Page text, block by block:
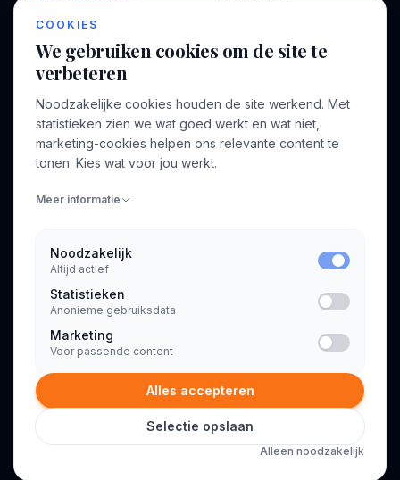
BEDRIJF
Over ons
Voor opdrachtgevers
Profiel aanmaken
INFORMATIE
Algemene voorwaarden
Privacyverklaring
© 2026 Consultant.nl. Alle rechten voorbehouden.
COOKIES
We gebruiken cookies om de site te
verbeteren
Noodzakelijke cookies houden de site werkend. Met
statistieken zien we wat goed werkt en wat niet,
marketing-cookies helpen ons relevante content te
tonen. Kies wat voor jou werkt.
Meer informatie
Noodzakelijk
Altijd actief
Statistieken
Anonieme gebruiksdata
Marketing
Voor passende content
Alles accepteren
Selectie opslaan
Alleen noodzakelijk